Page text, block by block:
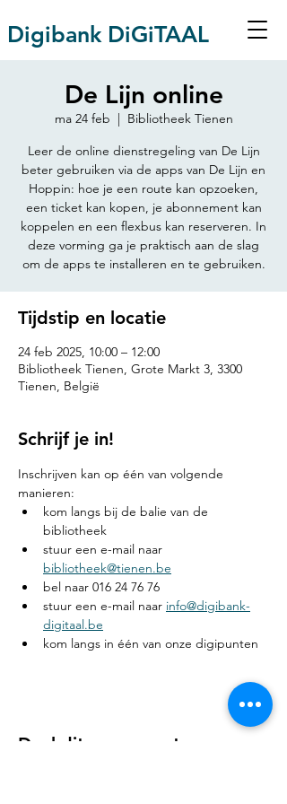
Digibank DiGiTAAL
De Lijn online
ma 24 feb
  |
Bibliotheek Tienen
Leer de online dienstregeling van De Lijn
beter gebruiken via de apps van De Lijn en
Hoppin: hoe je een route kan opzoeken,
een ticket kan kopen, je abonnement kan
koppelen en een flexbus kan reserveren. In
deze vorming ga je praktisch aan de slag
om de apps te installeren en te gebruiken.
Tijdstip en locatie
24 feb 2025, 10:00 – 12:00
Bibliotheek Tienen, Grote Markt 3, 3300
Tienen, België
Schrijf je in!
Inschrijven kan op één van volgende
manieren:
kom langs bij de balie van de
bibliotheek
stuur een e-mail naar
bibliotheek@tienen.be
bel naar 016 24 76 76
stuur een e-mail naar info@digibank-
digitaal.be
kom langs in één van onze digipunten
Deel dit evenement